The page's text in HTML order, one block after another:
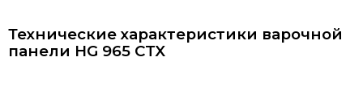
Технические характеристики варочной
панели HG 965 CTX